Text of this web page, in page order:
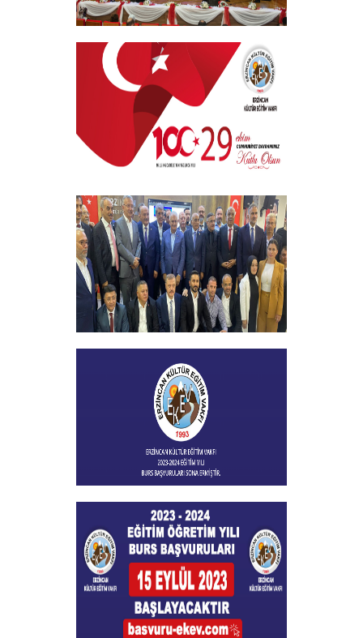
EKEV “Akademik Bilim, Sanat ve Spor
Ödülleri” Töreni Yapıldı
+
29 EKİM CUMHURİYET BAYRAMI
+
Vakfımızın 2023-2024 Yılı Burs
Toplantısı Yapıldı
+
Burs Başvuları Sona Ermiştir
+